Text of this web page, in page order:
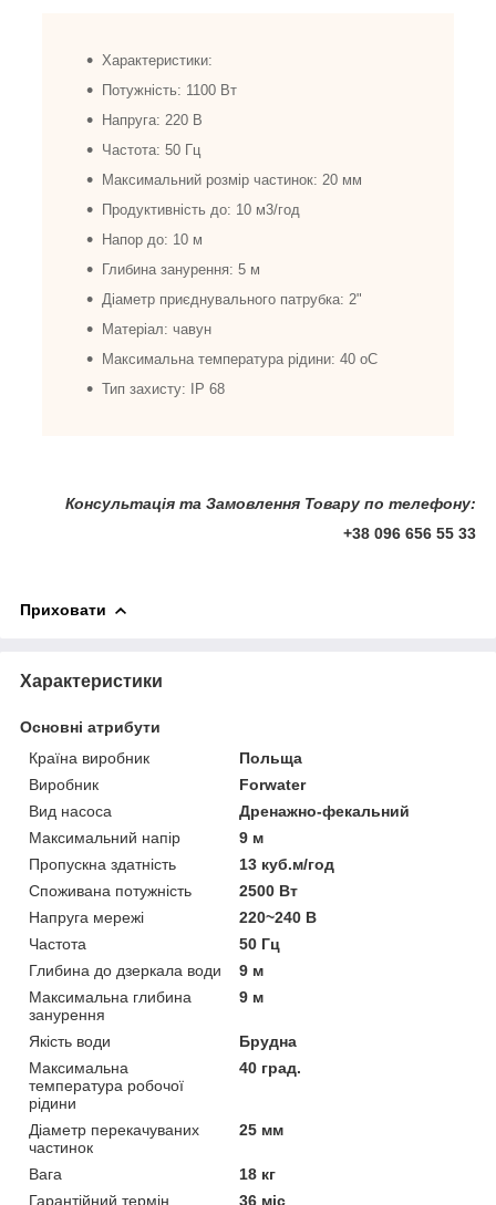
Характеристики:
Потужність: 1100 Вт
Напруга: 220 В
Частота: 50 Гц
Максимальний розмір частинок: 20 мм
Продуктивність до: 10 м3/год
Напор до: 10 м
Глибина занурення: 5 м
Діаметр приєднувального патрубка: 2"
Матеріал: чавун
Максимальна температура рідини: 40 oС
Тип захисту: IP 68
Консультація та Замовлення Товару по телефону:
+38 096 656 55 33
Приховати
Характеристики
Основні атрибути
Країна виробник
Польща
Виробник
Forwater
Вид насоса
Дренажно-фекальний
Максимальний напір
9 м
Пропускна здатність
13 куб.м/год
Споживана потужність
2500 Вт
Напруга мережі
220~240 В
Частота
50 Гц
Глибина до дзеркала води
9 м
Максимальна глибина
занурення
9 м
Якість води
Брудна
Максимальна
температура робочої
рідини
40 град.
Діаметр перекачуваних
частинок
25 мм
Вага
18 кг
Гарантійний термін
36 міс